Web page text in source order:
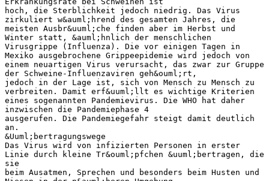
hoch, die Sterblichkeit jedoch niedrig. Das Virus
zirkuliert w&auml;hrend des gesamten Jahres, die
meisten Ausbr&uuml;che finden aber im Herbst und
Winter statt, &auml;hnlich der menschlichen
Virusgrippe (Influenza). Die vor einigen Tagen in
Mexiko ausgebrochene Grippeepidemie wird jedoch von
einem neuartigen Virus verursacht, das zwar zur Gruppe
der Schweine-Influenzaviren geh&ouml;rt,
jedoch in der Lage ist, sich von Mensch zu Mensch zu
verbreiten. Damit erf&uuml;llt es wichtige Kriterien
eines sogenannten Pandemievirus. Die WHO hat daher
inzwischen die Pandemiephase 4
ausgerufen. Die Pandemiegefahr steigt damit deutlich
an.
&Uuml;bertragungswege
Das Virus wird von infizierten Personen in erster
Linie durch kleine Tr&ouml;pfchen &uuml;bertragen, die
sie
beim Ausatmen, Sprechen und besonders beim Husten und